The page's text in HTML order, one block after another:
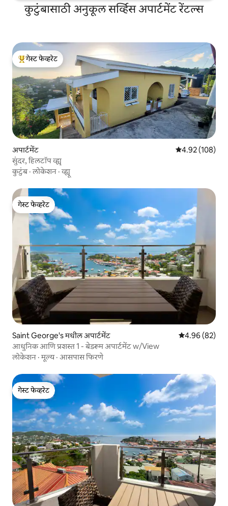
कुटुंबासाठी अनुकूल सर्व्हिस अपार्टमेंट रेंटल्स
टॉप गेस्ट फेव्हरेट
गेस्ट फेव्हरेट
अपार्टमेंट 5 पैकी 4.92
4.92 (108)
सुंदर, हिलटॉप व्ह्यू
कुटुंब·लोकेशन ·व्ह्यू
गेस्ट फेव्हरेट
गेस्ट फेव्हरेट
Saint George's मधील अपार्टमेंट 5 पैकी 4.96
4.96 (82)
आधुनिक आणि प्रशस्त 1 - बेडरूम अपार्टमेंट w/View
लोकेशन ·मूल्य· आसपास फिरणे
गेस्ट फेव्हरेट
गेस्ट फेव्हरेट